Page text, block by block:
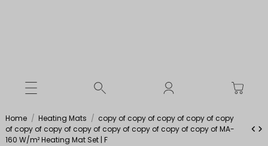
Home Heating Mats
copy of copy of copy of copy of copy
of copy of copy of copy of copy of copy of copy of copy of MA-
160 W/m² Heating Mat Set | F